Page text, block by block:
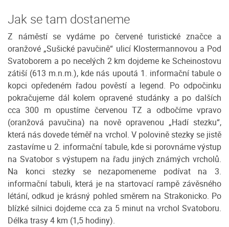
Jak se tam dostaneme
Z náměstí se vydáme po červené turistické značce a
oranžové „Sušické pavučině“ ulicí Klostermannovou a Pod
Svatoborem a po necelých 2 km dojdeme ke Scheinostovu
zátiší (613 m.n.m.), kde nás upoutá 1. informační tabule o
kopci opředeném řadou pověstí a legend. Po odpočinku
pokračujeme dál kolem opravené studánky a po dalších
cca 300 m opustíme červenou TZ a odbočíme vpravo
(oranžová pavučina) na nově opravenou „Hadí stezku“,
která nás dovede téměř na vrchol. V polovině stezky se jistě
zastavíme u 2. informační tabule, kde si porovnáme výstup
na Svatobor s výstupem na řadu jiných známých vrcholů.
Na konci stezky se nezapomeneme podívat na 3.
informační tabuli, která je na startovací rampě závěsného
létání, odkud je krásný pohled směrem na Strakonicko. Po
blízké silnici dojdeme cca za 5 minut na vrchol Svatoboru.
Délka trasy 4 km (1,5 hodiny).